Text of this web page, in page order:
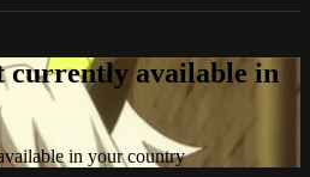
currently available in
in your country